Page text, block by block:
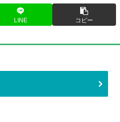
LINE コピー